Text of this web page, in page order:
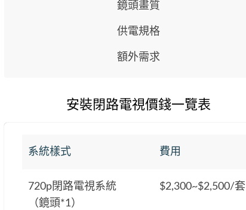
鏡頭畫質
供電規格
額外需求
安裝閉路電視價錢一覽表
系統樣式 費用
720p閉路電視系統
（鏡頭*1）
$2,300~$2,500/套